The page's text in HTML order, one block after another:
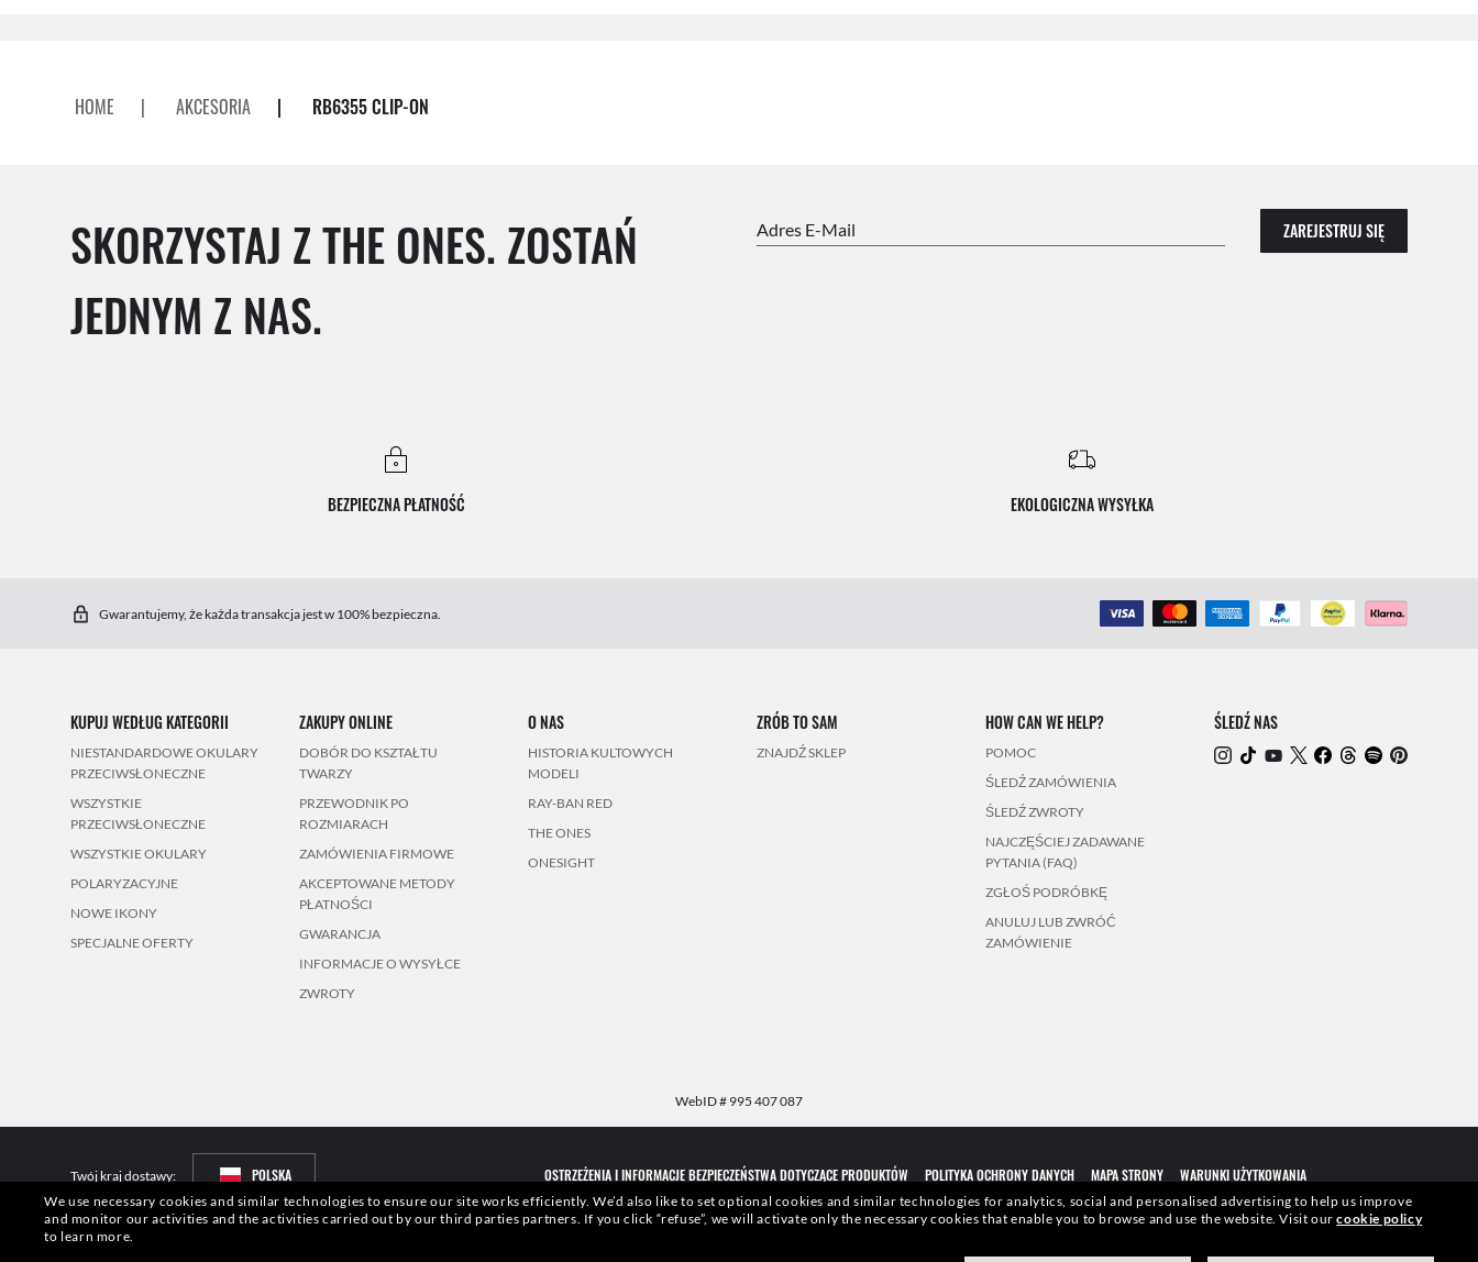
HOME | AKCESORIA | RB6355 CLIP-ON
SKORZYSTAJ Z THE ONES. ZOSTAŃ
JEDNYM Z NAS.
Adres E-Mail ZAREJESTRUJ SIĘ
BEZPIECZNA PŁATNOŚĆ EKOLOGICZNA WYSYŁKA
Gwarantujemy, że każda transakcja jest w 100% bezpieczna.
KUPUJ WEDŁUG KATEGORII
NIESTANDARDOWE OKULARY
PRZECIWSŁONECZNE
WSZYSTKIE
PRZECIWSŁONECZNE
WSZYSTKIE OKULARY
POLARYZACYJNE
NOWE IKONY
SPECJALNE OFERTY
ZAKUPY ONLINE
DOBÓR DO KSZTAŁTU
TWARZY
PRZEWODNIK PO
ROZMIARACH
ZAMÓWIENIA FIRMOWE
AKCEPTOWANE METODY
PŁATNOŚCI
GWARANCJA
INFORMACJE O WYSYŁCE
ZWROTY
O NAS
HISTORIA KULTOWYCH
MODELI
RAY-BAN RED
THE ONES
ONESIGHT
ZRÓB TO SAM
ZNAJDŹ SKLEP
HOW CAN WE HELP?
POMOC
ŚLEDŹ ZAMÓWIENIA
ŚLEDŹ ZWROTY
NAJCZĘŚCIEJ ZADAWANE
PYTANIA (FAQ)
ZGŁOŚ PODRÓBKĘ
ANULUJ LUB ZWRÓĆ
ZAMÓWIENIE
ŚLEDŹ NAS
WebID # 995 407 087
Twój kraj dostawy: POLSKA OSTRZEŻENIA I INFORMACJE BEZPIECZEŃSTWA DOTYCZĄCE PRODUKTÓW POLITYKA OCHRONY DANYCH MAPA STRONY WARUNKI UŻYTKOWANIA
Zdjęcia i obrazy na tej stronie mają charakter wyłącznie orientacyjny. Nie należy oceniać żadnych cech lubwłaściwości przedstawionych produktów na podstawie wzmiankowanych zdjęć. Niektóre działania podejmowane przez firmę
- Wszelkie prawazastrzeżone.
We use necessary cookies and similar technologies to ensure our site works efficiently. We’d also like to set optional cookies and similar technologies for analytics, social and personalised advertising to help us improve
and monitor our activities and the activities carried out by our third parties partners. If you click “refuse”, we will activate only the necessary cookies that enable you to browse and use the website. Visit ourcookie policy
to learn more.